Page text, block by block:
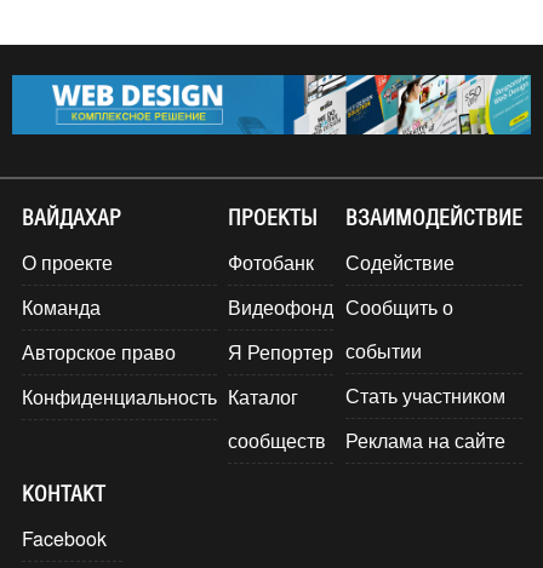
ВАЙДАХАР
О проекте
Команда
Авторское право
Конфиденциальность
ПРОЕКТЫ
Фотобанк
Видеофонд
Я Репортер
Каталог
сообществ
ВЗАИМОДЕЙСТВИЕ
Содействие
Сообщить о
событии
Стать участником
Реклама на сайте
КОНТАКТ
Facebook